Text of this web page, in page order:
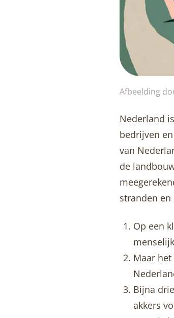
Afbeelding
Nederland
bedrijven
van
de
stranden
Op een
Maar
Bijna
akkers